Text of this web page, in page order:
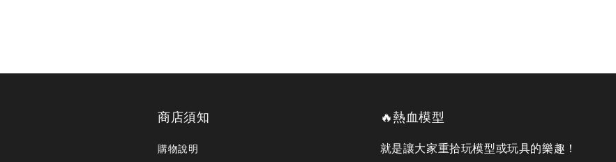
商店須知
購物說明
🔥熱血模型
就是讓大家重拾玩模型或玩具的樂趣！